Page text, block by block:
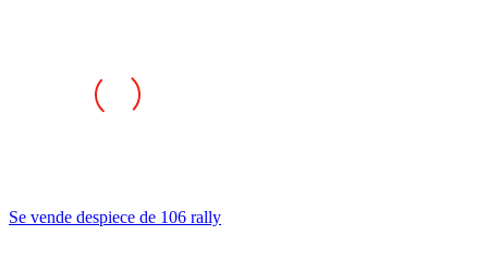
Se vende despiece de 106 rally